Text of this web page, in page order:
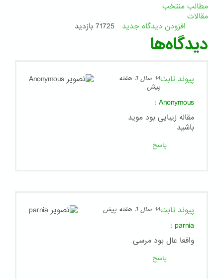
مطالب منتخب
مقالات
افزودن دیدگاه جدید
71725 بازدید
دیدگاه‌ها
پیوند ثابت
14 سال 3 هفته
پیش
Anonymous
:
مقاله زیبایی بود موید
باشید
پاسخ
پیوند ثابت14 سال 3 هفته پیش
parnia
:
وافعا عال بود مرسی
پاسخ